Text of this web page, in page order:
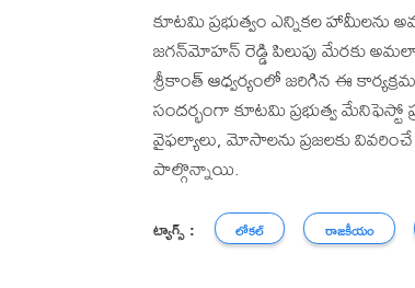
కూటమి ప్రభుత్వం ఎన్నికల హామీలను
జగన్‌మోహన్ రెడ్డి పిలుపు మేరకు
శ్రీకాంత్ ఆధ్వర్యంలో జరిగిన ఈ
సందర్భంగా కూటమి ప్రభుత్వ మేనిఫెస్టో
వైఫల్యాలు, మోసాలను ప్రజలకు
పాల్గొన్నాయి.
ట్యాగ్స్ : లోకల్ రాజకీయం